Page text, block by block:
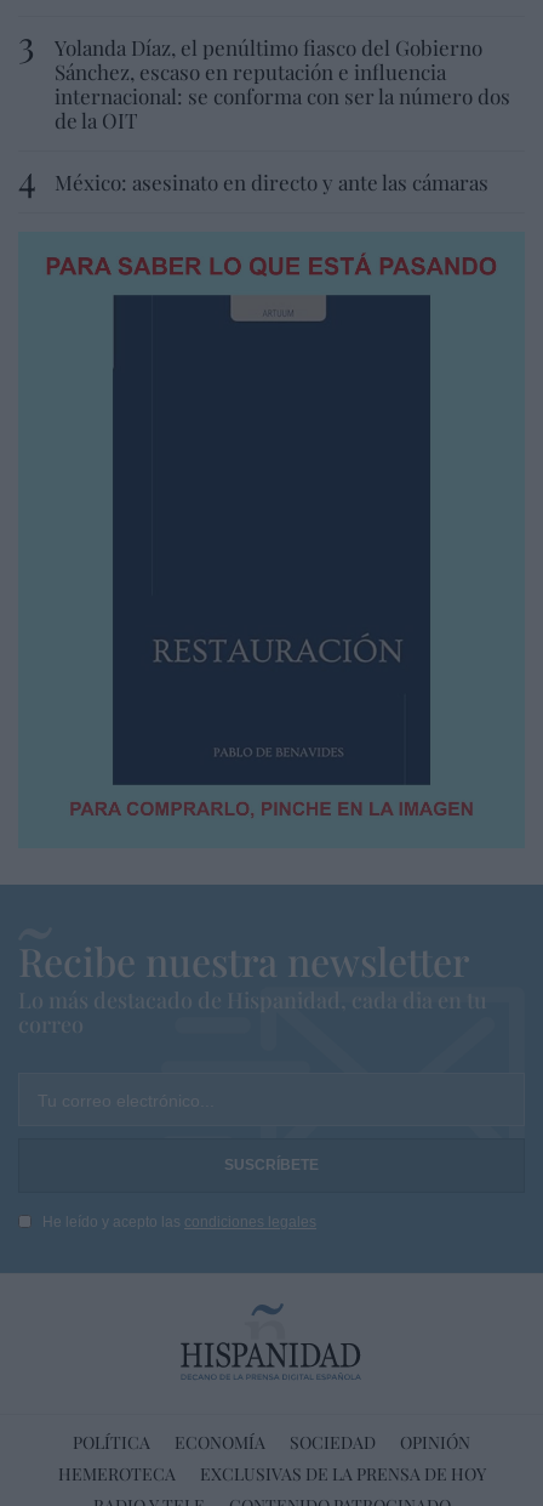
Yolanda Díaz, el penúltimo fiasco del Gobierno
Sánchez, escaso en reputación e influencia
internacional: se conforma con ser la número dos
de la OIT
México: asesinato en directo y ante las cámaras
Recibe nuestra newsletter
Lo más destacado de Hispanidad, cada dia en tu
correo
Tu correo electrónico...
He leído y acepto las condiciones legales
POLÍTICA ECONOMÍA SOCIEDAD
OPINIÓN
HEMEROTECA
EXCLUSIVAS DE LA PRENSA DE HOY